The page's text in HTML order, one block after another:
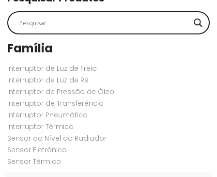
Família
Interruptor de Luz de Freio
Interruptor de Luz de Ré
Interruptor de Pressão de Óleo
Interruptor de Transferência
Interruptor Pneumático
Interruptor Térmico
Sensor do Nível do Radiador
Sensor Eletrônico
Sensor Térmico